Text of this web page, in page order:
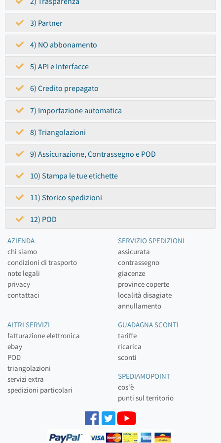
3) Partner
4) NO abbonamento
5) API e Interfacce
6) Credito prepagato
7) Importazione automatica
8) Triangolazioni
9) Assicurazione, Contrassegno e POD
10) Stampa le tue etichette
11) Storico spedizioni
12) POD
AZIENDA
chi siamo
condizioni di trasporto
note legali
privacy
contattaci
SERVIZIO SPEDIZIONI
assicurata
contrassegno
giacenze
province coperte
località disagiate
annullamento
ALTRI SERVIZI
fatturazione elettronica
ebay
POD
triangolazioni
servizi extra
spedizioni particolari
GUADAGNA SCONTI
tariffe
ricarica
sconti
SPEDIAMOPOINT
cos'è
punti sul territorio